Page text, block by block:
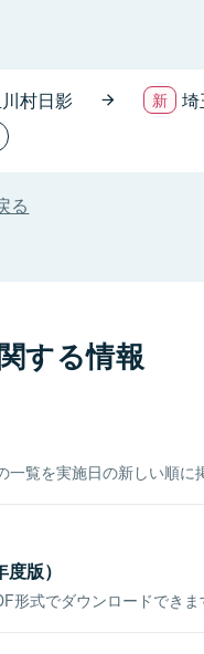
村日影 埼
る
する情報
覧を実施日の新しい順に
版）
形式でダウンロードできま